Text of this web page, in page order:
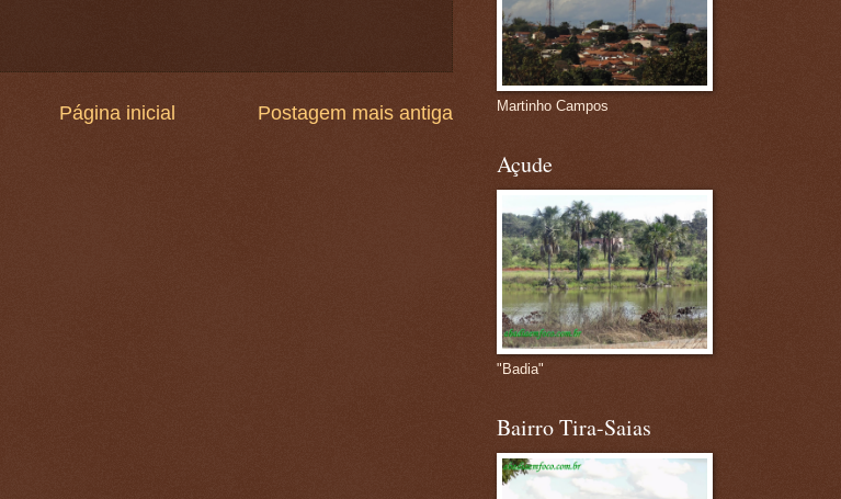
Postagem mais antiga
Página inicial Martinho Campos
Açude
"Badia"
Bairro Tira-Saias